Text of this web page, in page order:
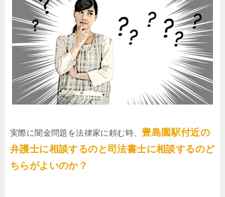
実際に闇金問題を法律家に頼む時、 豊島園駅付近の
弁護士に相談するのと司法書士に相談するのど
ちらがよいのか？